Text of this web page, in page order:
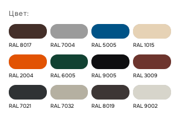
Цвет:
RAL 8017 RAL 7004 RAL 5005 RAL 1015
RAL 2004 RAL 6005 RAL 9005 RAL 3009
RAL 7021 RAL 7032 RAL 8019 RAL 9002